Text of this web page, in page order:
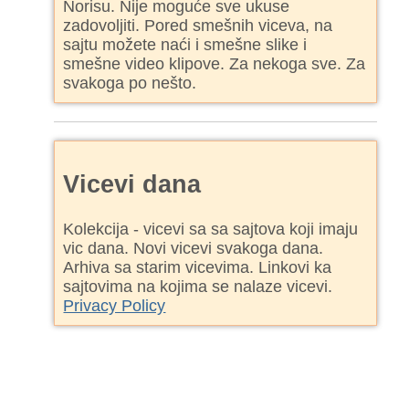
Norisu. Nije moguće sve ukuse
zadovoljiti. Pored smešnih viceva, na
sajtu možete naći i smešne slike i
smešne video klipove. Za nekoga sve. Za
svakoga po nešto.
Vicevi dana
Kolekcija - vicevi sa sa sajtova koji imaju
vic dana. Novi vicevi svakoga dana.
Arhiva sa starim vicevima. Linkovi ka
sajtovima na kojima se nalaze vicevi.
Privacy Policy